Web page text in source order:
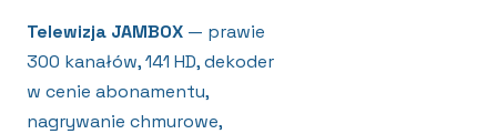
Telewizja JAMBOX — prawie
300 kanałów, 141 HD, dekoder
w cenie abonamentu,
nagrywanie chmurowe,